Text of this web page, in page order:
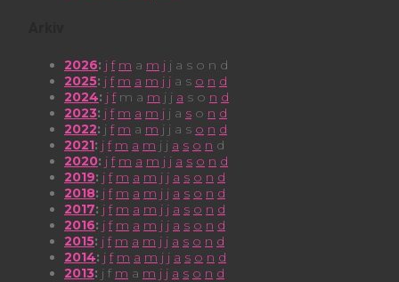
2026: j f m a m j j a s o n d
2025: j f m a m j j a s o n d
2024: j f m a m j j a s o n d
2023: j f m a m j j a s o n d
2022: j f m a m j j a s o n d
2021: j f m a m j j a s o n d
2020: j f m a m j j a s o n d
2019: j f m a m j j a s o n d
2018: j f m a m j j a s o n d
2017: j f m a m j j a s o n d
2016: j f m a m j j a s o n d
2015: j f m a m j j a s o n d
2014: j f m a m j j a s o n d
2013: j f m a m j j a s o n d